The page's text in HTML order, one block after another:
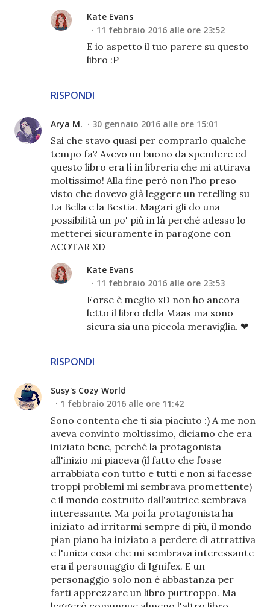
RISPONDI
Kate Evans
11 febbraio 2016 alle ore 23:52
E io aspetto il tuo parere su questo
libro :P
Arya M. 30 gennaio 2016 alle ore 15:01
Sai che stavo quasi per comprarlo qualche
tempo fa? Avevo un buono da spendere ed
questo libro era lì in libreria che mi attirava
moltissimo! Alla fine però non l'ho preso
visto che dovevo già leggere un retelling su
La Bella e la Bestia. Magari gli do una
possibilità un po' più in là perché adesso lo
metterei sicuramente in paragone con
ACOTAR XD
RISPONDI
Kate Evans
11 febbraio 2016 alle ore 23:53
Forse è meglio xD non ho ancora
letto il libro della Maas ma sono
sicura sia una piccola meraviglia. ❤
Susy's Cozy World
1 febbraio 2016 alle ore 11:42
Sono contenta che ti sia piaciuto :) A me non
aveva convinto moltissimo, diciamo che era
iniziato bene, perché la protagonista
all'inizio mi piaceva (il fatto che fosse
arrabbiata con tutto e tutti e non si facesse
troppi problemi mi sembrava promettente)
e il mondo costruito dall'autrice sembrava
interessante. Ma poi la protagonista ha
iniziato ad irritarmi sempre di più, il mondo
pian piano ha iniziato a perdere di attrattiva
e l'unica cosa che mi sembrava interessante
era il personaggio di Ignifex. E un
personaggio solo non è abbastanza per
farti apprezzare un libro purtroppo. Ma